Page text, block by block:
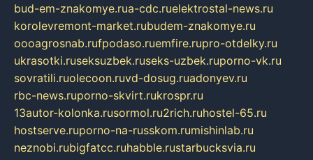
bud-em-znakomye.rua-cdc.ruelektrostal-news.ru
korolevremont-market.rubudem-znakomye.ru
oooagrosnab.rufpodaso.ruemfire.rupro-otdelky.ru
ukrasotki.ruseksuzbek.ruseks-uzbek.ruporno-vk.ru
sovratili.ruolecoon.ruvd-dosug.ruadonyev.ru
rbc-news.ruporno-skvirt.rukrospr.ru
13autor-kolonka.rusormol.ru2rich.ruhostel-65.ru
hostserve.ruporno-na-russkom.rumishinlab.ru
neznobi.rubigfatcc.ruhabble.rustarbucksvia.ru